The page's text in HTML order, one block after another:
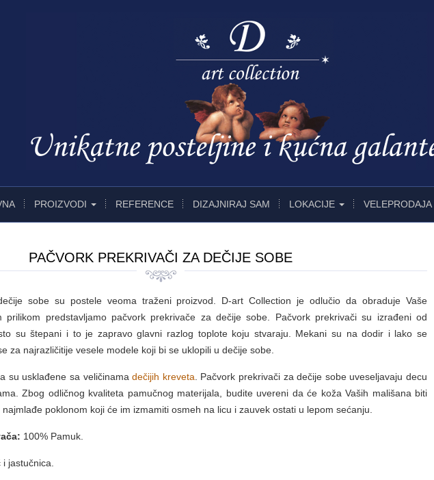
PROIZVODI REFERENCE DIZAJNIRAJ SAM LOKACIJE VELEPRODAJA
PAČVORK PREKRIVAČI ZA DEČIJE SOBE
sobe su postele veoma traženi proizvod. D-art Collection je odlučio da obraduje Vaše
prilikom predstavljamo pačvork prekrivače za dečije sobe. Pačvork prekrivači su izrađeni od
su štepani i to je zapravo glavni razlog toplote koju stvaraju. Mekani su na dodir i lako se
za najrazličitije vesele modele koji bi se uklopili u dečije sobe.
su usklađene sa veličinama dečijih kreveta . Pačvork prekrivači za dečije sobe uveseljavaju decu
Zbog odličnog kvaliteta pamučnog materijala, budite uvereni da će koža Vaših mališana biti
poklonom koji će im izmamiti osmeh na licu i zauvek ostati u lepom sećanju.
100% Pamuk.
jastučnica.